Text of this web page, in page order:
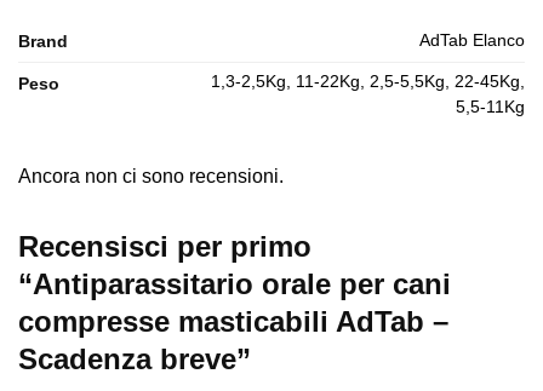
Brand AdTab Elanco
Peso
1,3-2,5Kg, 11-22Kg, 2,5-5,5Kg, 22-45Kg,
5,5-11Kg
Ancora non ci sono recensioni.
Recensisci per primo
“Antiparassitario orale per cani
compresse masticabili AdTab –
Scadenza breve”